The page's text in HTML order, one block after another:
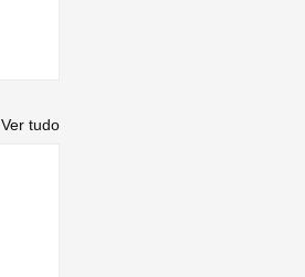
Ver tudo